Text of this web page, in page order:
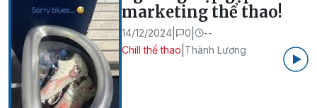
marketing thể thao!
14/12/2024 0
--
Chill thể thao Thành Lương